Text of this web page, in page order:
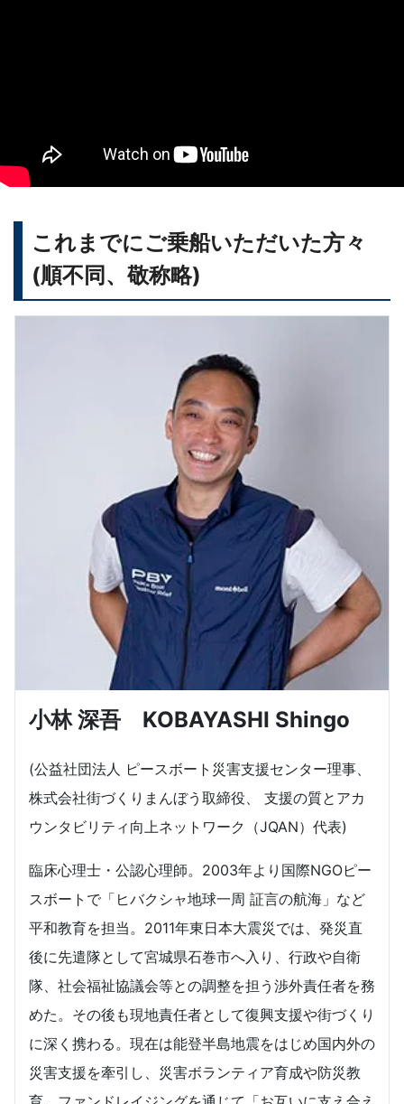
これまでにご乗船いただいた方々
(順不同、敬称略)
小林 深吾 KOBAYASHI Shingo
(公益社団法人 ピースボート災害支援センター理事、
株式会社街づくりまんぼう取締役、 支援の質とアカ
ウンタビリティ向上ネットワーク（JQAN）代表)
臨床心理士・公認心理師。2003年より国際NGOピー
スボートで「ヒバクシャ地球一周 証言の航海」など
平和教育を担当。2011年東日本大震災では、発災直
後に先遣隊として宮城県石巻市へ入り、行政や自衛
隊、社会福祉協議会等との調整を担う渉外責任者を務
めた。その後も現地責任者として復興支援や街づくり
に深く携わる。現在は能登半島地震をはじめ国内外の
災害支援を牽引し、災害ボランティア育成や防災教